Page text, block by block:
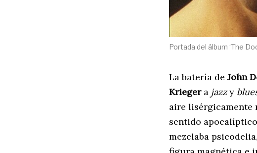
Portada del álbum ‘The
La batería de John
Kriegera jazzy
aire lisérgicamente
sentido
mezclaba